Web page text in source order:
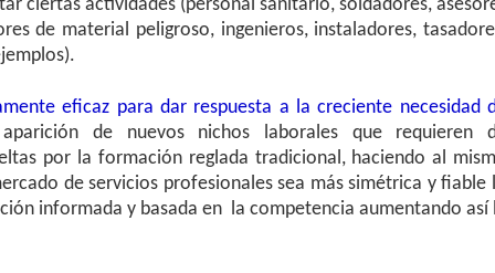
ciertas actividades (personal sanitario, soldadores,
de material peligroso, ingenieros, instaladores,
eficaz para dar respuesta a la creciente necesidad
de nuevos nichos laborales que requieren
por la formación reglada tradicional, haciendo al
de servicios profesionales sea más simétrica y fiable
informada y basada en la competencia aumentando así